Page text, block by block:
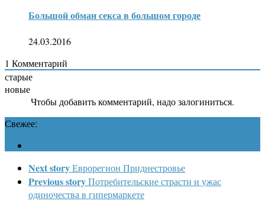
Большой обман секса в большом городе
24.03.2016
1 Комментарий
старые
новые
Чтобы добавить комментарий, надо залогиниться.
Свежее:
Next storyЕврорегион Приднестровье
Previous storyПотребительские страсти и ужас
одиночества в гипермаркете